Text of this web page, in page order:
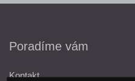
Poradíme vám
Kontakt